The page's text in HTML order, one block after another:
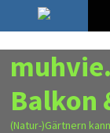
Zurück
zum
Inhalt
7. August 2026
Balkon
(Natur-)Gärtnern